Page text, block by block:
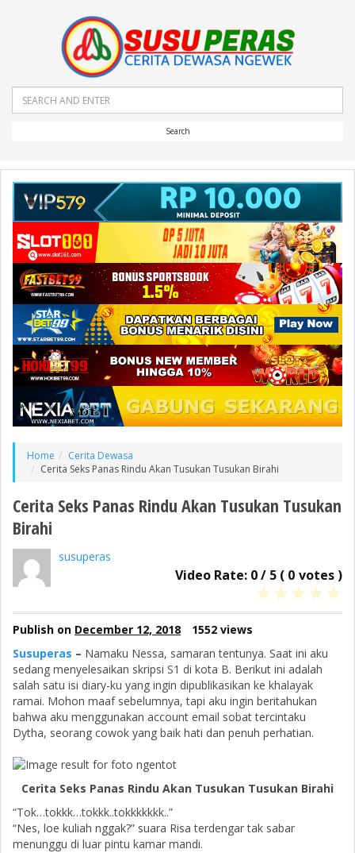
Search
Home
Cerita Dewasa
Cerita Seks Panas Rindu Akan Tusukan Tusukan Birahi
Cerita Seks Panas Rindu Akan Tusukan Tusukan
Birahi
susuperas
Video Rate: 0/ 5 ( 0 votes )
★★★★★
Publish on December 12, 2018
1552 views
Susuperas – Namaku Nessa, samaran tentunya. Saat ini aku
sedang menyelesaikan skripsi S1 di kota B. Berikut ini adalah
salah satu isi diary-ku yang ingin dipublikasikan ke khalayak
ramai. Mohon maaf sebelumnya, tapi aku ingin beritahukan
bahwa aku menggunakan account email sobat tercintaku
Dytha, seorang cowok yang baik hati dan penuh perhatian.
Cerita Seks Panas Rindu Akan Tusukan Tusukan Birahi
“Tok…tokkk…tokkk..tokkkkkkk..”
“Nes, loe kuliah nggak?” suara Risa terdengar tak sabar
menunggu di luar pintu kamar mandi.